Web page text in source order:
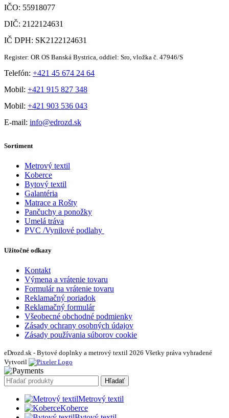
IČO: 55918077
DIČ: 2122124631
IČ DPH: SK2122124631
Register: OR OS Banská Bystrica, oddiel: Sro, vložka č. 47946/S
Telefón: +421 45 674 24 64
Mobil: +421 915 827 348
Mobil: +421 903 536 043
E-mail: info@edrozd.sk
Sortiment
Metrový textil
Koberce
Bytový textil
Galantéria
Matrace a Rošty
Pančuchy a ponožky
Umelá tráva
PVC /Vynilové podlahy
Užitočné odkazy
Kontakt
Výmena a vrátenie tovaru
Formulár na vrátenie tovaru
Reklamačný poriadok
Reklamačný formulár
Všeobecné obchodné podmienky
Zásady ochrany osobných údajov
Zásady používania súborov cookie
eDrozd.sk - Bytové doplnky a metrový textil 2026 Všetky práva vyhradené
Vytvoril
Hľadať
Metrový textil
Koberce